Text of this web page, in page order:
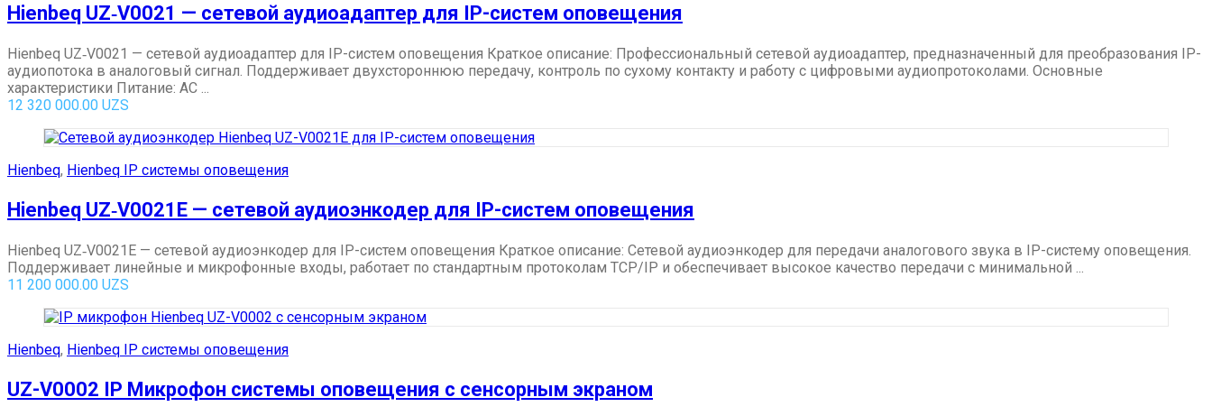
Hienbeq UZ‑V0021 — сетевой аудиоадаптер для IP-систем оповещения
Hienbeq UZ‑V0021 — сетевой аудиоадаптер для IP-систем оповещения Краткое описание: Профессиональный сетевой аудиоадаптер, предназначенный для преобразования IP-
аудиопотока в аналоговый сигнал. Поддерживает двухстороннюю передачу, контроль по сухому контакту и работу с цифровыми аудиопротоколами. Основные
характеристики Питание: AC ...
12 320 000.00 UZS
Hienbeq, Hienbeq IP системы оповещения
Hienbeq UZ‑V0021E — сетевой аудиоэнкодер для IP-систем оповещения
Hienbeq UZ‑V0021E — сетевой аудиоэнкодер для IP-систем оповещения Краткое описание: Сетевой аудиоэнкодер для передачи аналогового звука в IP-систему оповещения.
Поддерживает линейные и микрофонные входы, работает по стандартным протоколам TCP/IP и обеспечивает высокое качество передачи с минимальной ...
11 200 000.00 UZS
Hienbeq, Hienbeq IP системы оповещения
UZ-V0002 IP Микрофон системы оповещения с сенсорным экраном